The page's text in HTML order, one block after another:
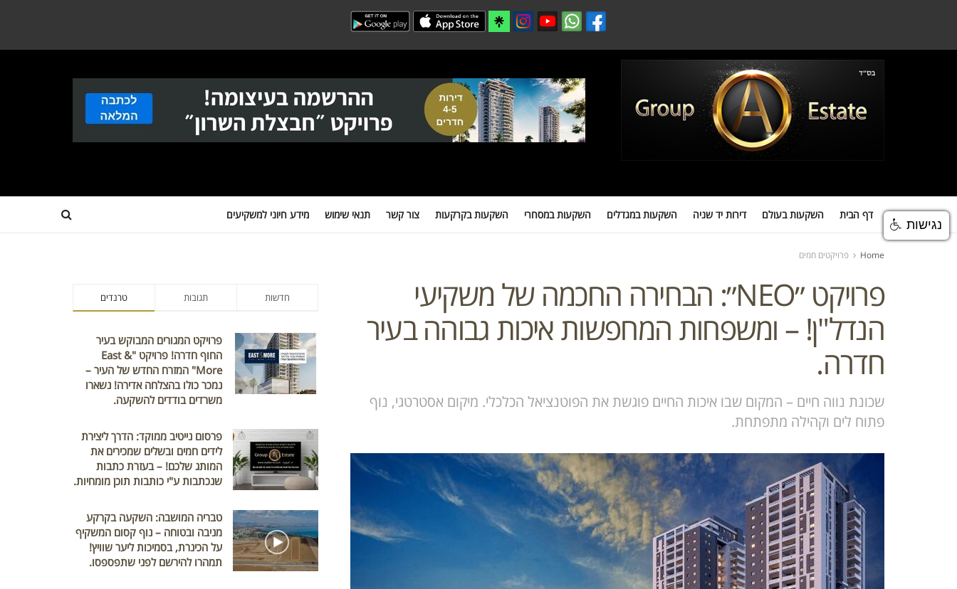
השקעות בקרקעות צור קשר תנאי שימוש מידע חיוני למשקיעים
דף הבית השקעות בעולם דירות יד שניה השקעות במגדלים השקעות במסחרי השקעות בקרקעות צור קשר תנאי שימוש מידע חיוני למשקיעים
Home פרויקטים חמים
פרויקט ״NEO״: הבחירה החכמה של משקיעי
הנדל"ן! – ומשפחות המחפשות איכות גבוהה בעיר
חדרה.
שכונת נווה חיים – המקום שבו איכות החיים פוגשת את הפוטנציאל הכלכלי. מיקום אסטרטגי, נוף
פתוח לים וקהילה מתפתחת.
טרנדים תגובות חדשות
פרויקט המגורים המבוקש בעיר
החוף חדרה! פרויקט "East &
More" המזרח החדש של העיר –
נמכר כולו בהצלחה אדירה! נשארו
משרדים בודדים להשקעה.
פרסום נייטיב ממוקד: הדרך ליצירת
לידים חמים ובשלים שמכירים את
המותג שלכם! – בעזרת כתבות
שנכתבות ע"י כותבות תוכן מומחיות.
טבריה המושבה: השקעה בקרקע
מניבה ובטוחה – נוף קסום המשקיף
על הכינרת, בסמיכות ליער שוויץ!
תמהרו להירשם לפני שתפספסו.
נגישות